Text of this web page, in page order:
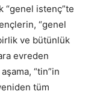
“genel istenç”te
“genel
ve bütünlük
evreden
“tin”in
tüm